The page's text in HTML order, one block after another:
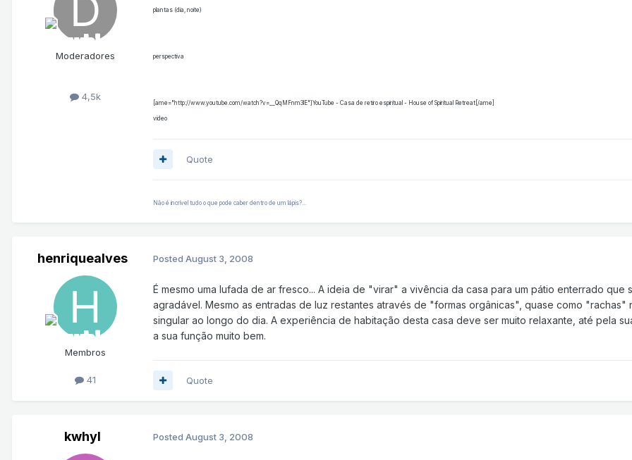
Moderadores
4,5k
plantas (dia, noite)
perspectiva
[ame="http://www.youtube.com/watch?v=__QqMFnm3lE"]YouTube - Casa de retiro espiritual - House of Spiritual Retreat[/ame]
video
Quote
Não é incrível tudo o que pode caber dentro de um lápis?...
henriquealves
Membros
41
Posted August 3, 2008
É mesmo uma lufada de ar fresco... A ideia de "virar" a vivência da casa para um pátio enterrado que
agradável. Mesmo as entradas de luz restantes através de "formas orgânicas", quase como "rachas"
singular ao longo do dia. A experiência de habitação desta casa deve ser muito relaxante, até pela
a sua função muito bem.
Quote
kwhyl Posted August 3, 2008